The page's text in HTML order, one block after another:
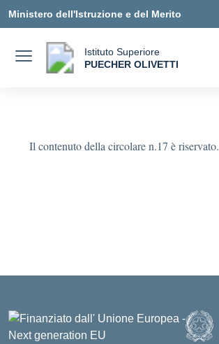
Ministero dell'Istruzione e del Merito
Istituto Superiore
PUECHER OLIVETTI
Il contenuto della circolare n.17 è riservato.